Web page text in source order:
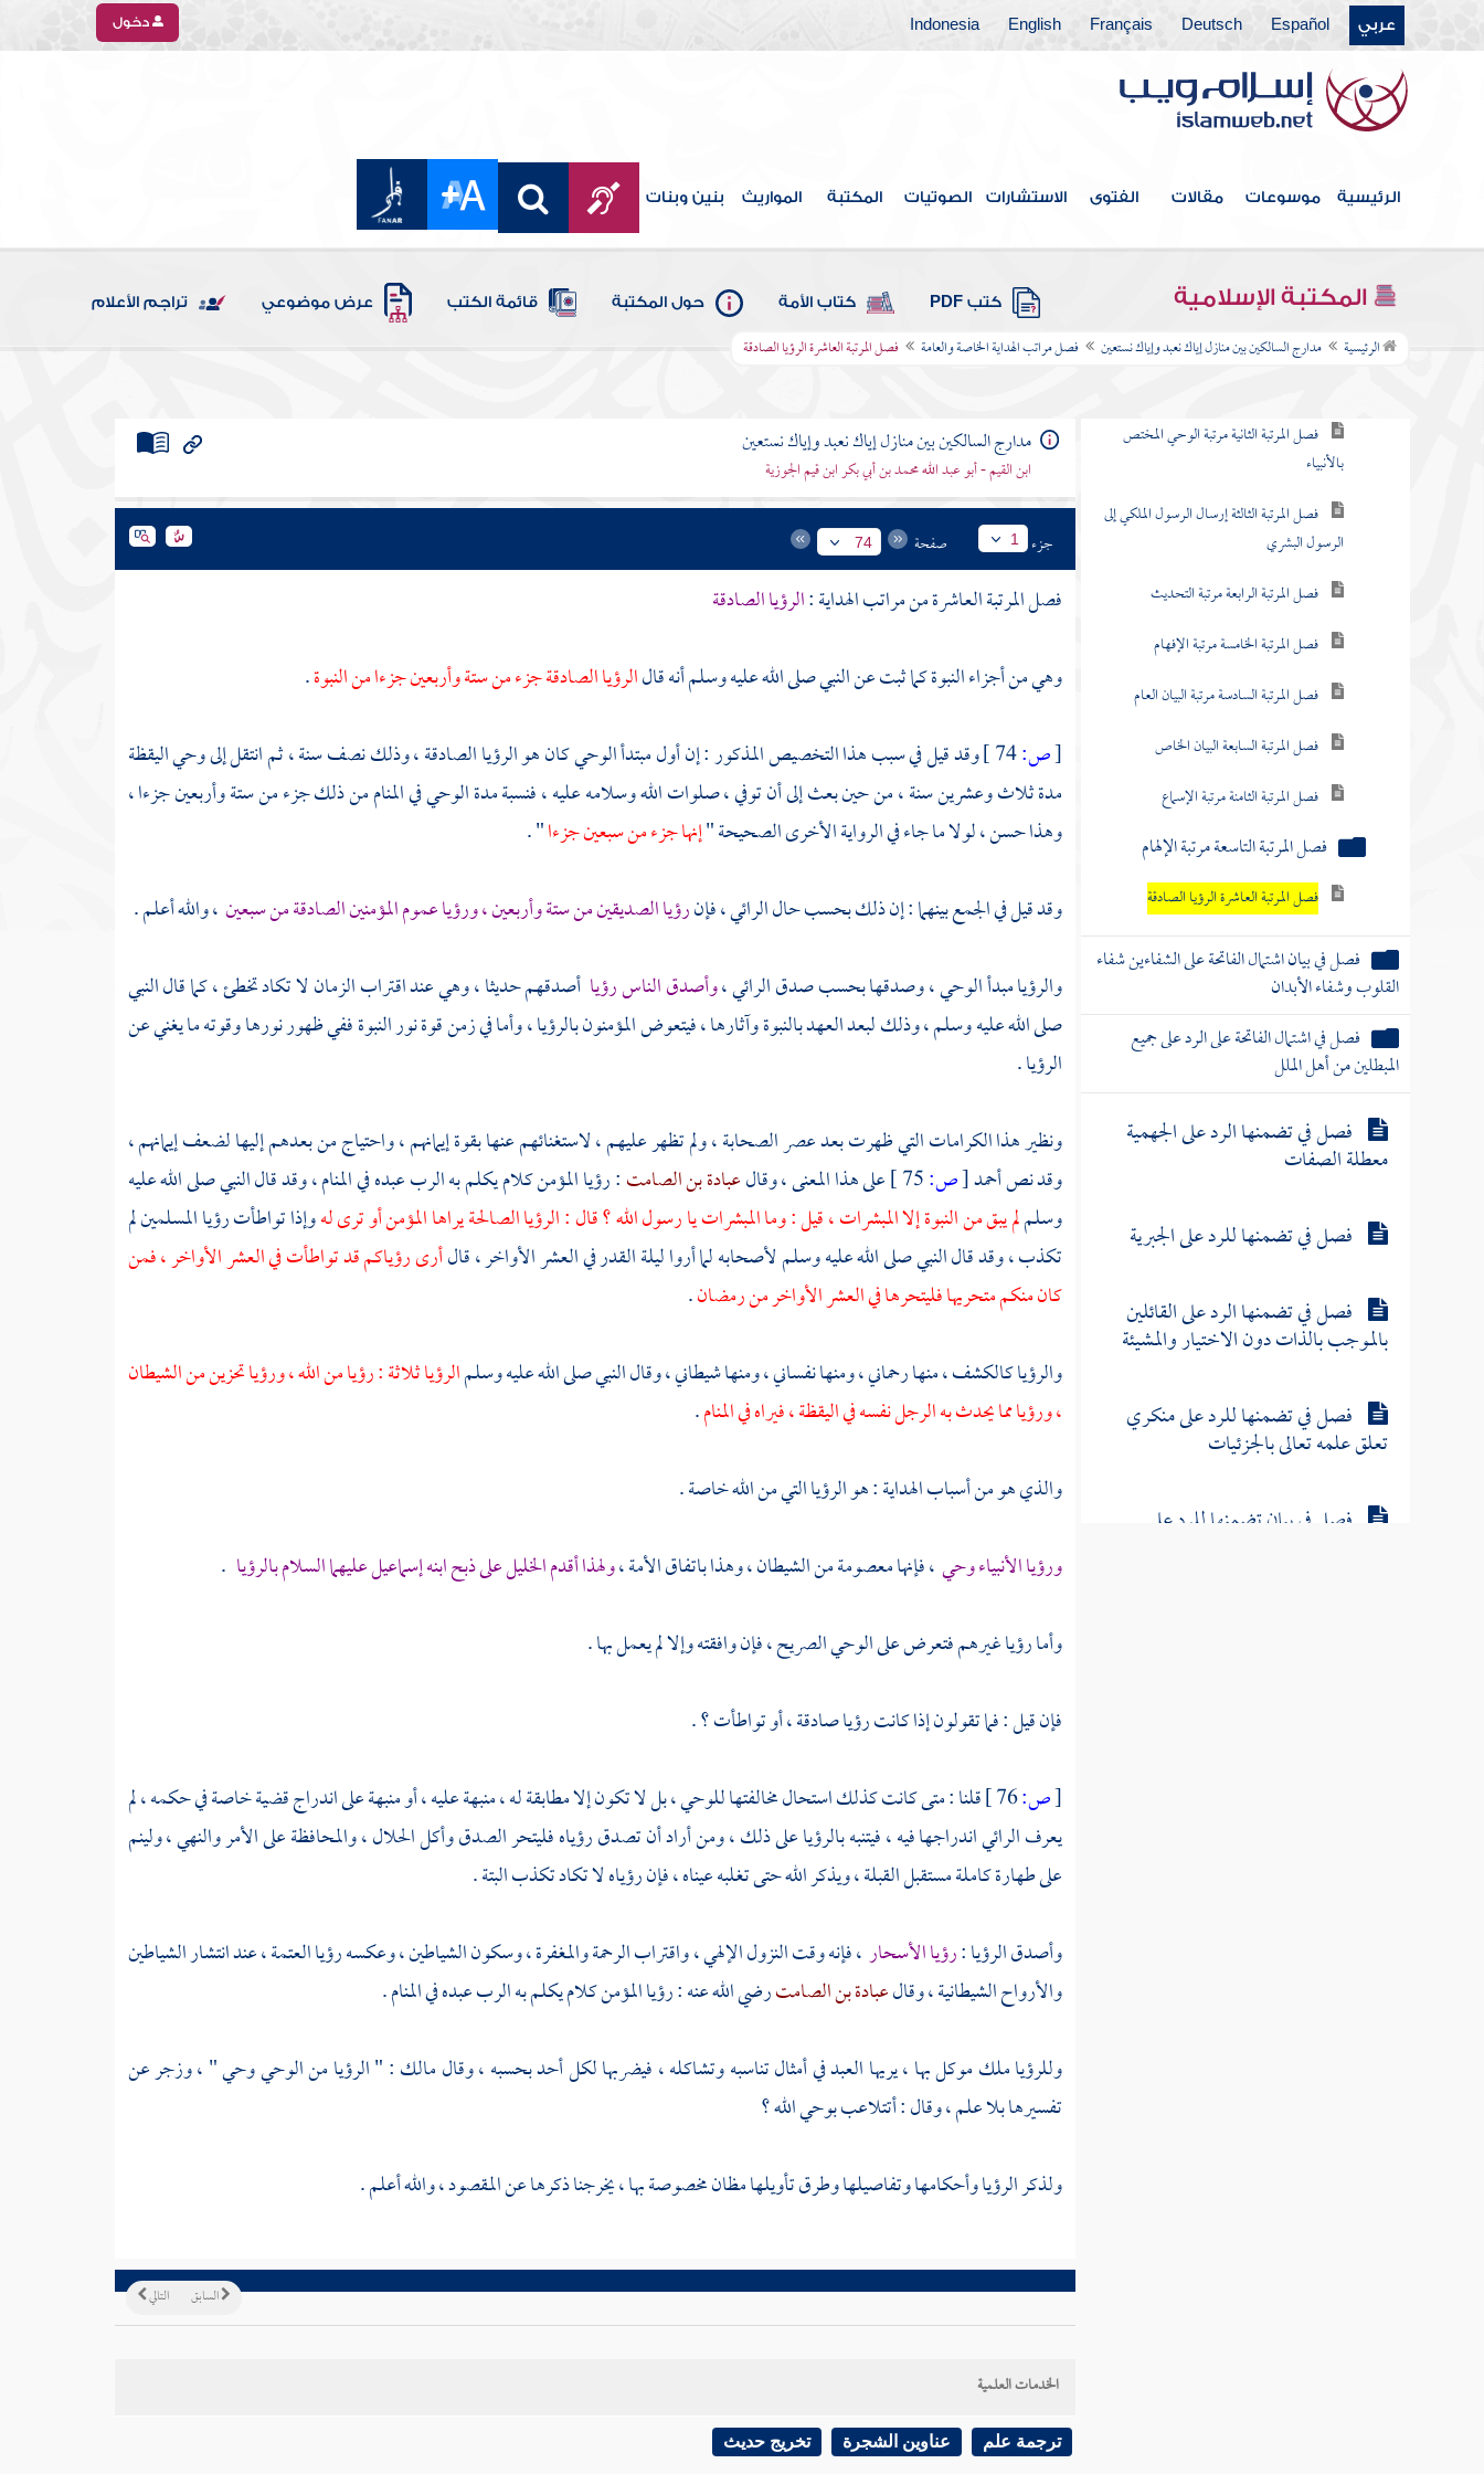
عربي Español
Deutsch
Français
English
Indonesia دخول
الرئيسية موسوعات مقالات الفتوى الاستشارات الصوتيات المكتبة المواريث بنين وبنات
المكتبة الإسلامية كتب PDF كتاب الأمة حول المكتبة قائمة الكتب عرض موضوعي تراجم الأعلام
الرئيسية مدارج السالكين بين منازل إياك نعبد وإياك نستعين فصل مراتب الهداية الخاصة والعامة فصل المرتبة العاشرة الرؤيا الصادقة
بمفردها ويدل على الذات المجردة
فصل اسم الله يدل على الأسماء
الحسنى
فصل ارتباط الخلق بأسماء الله
فصل ذكر أسماء الله بعد الحمد
فصل مراتب الهداية الخاصة والعامة
فصل المرتبة الثانية مرتبة الوحي المختص
بالأنبياء
فصل المرتبة الثالثة إرسال الرسول الملكي إلى
الرسول البشري
فصل المرتبة الرابعة مرتبة التحديث
فصل المرتبة الخامسة مرتبة الإفهام
فصل المرتبة السادسة مرتبة البيان العام
فصل المرتبة السابعة البيان الخاص
فصل المرتبة الثامنة مرتبة الإسماع
فصل المرتبة التاسعة مرتبة الإلهام
فصل المرتبة العاشرة الرؤيا الصادقة
فصل في بيان اشتمال الفاتحة على الشفاءين شفاء
القلوب وشفاء الأبدان
فصل في اشتمال الفاتحة على الرد على جميع
المبطلين من أهل الملل
فصل في تضمنها الرد على الجهمية
معطلة الصفات
فصل في تضمنها للرد على الجبرية
فصل في تضمنها الرد على القائلين
بالموجب بالذات دون الاختيار والمشيئة
فصل في تضمنها للرد على منكري
تعلق علمه تعالى بالجزئيات
فصل في بيان تضمنها للرد على
مدارج السالكين بين منازل إياك نعبد وإياك نستعين
ابن القيم - أبو عبد الله محمد بن أبي بكر ابن قيم الجوزية
جزء 1 صفحة 74
فصل المرتبة العاشرة من مراتب الهداية :الرؤيا الصادقة
وهي من أجزاء النبوة كما ثبت عن النبي صلى الله عليه وسلم أنه قالالرؤيا الصادقة جزء من ستة وأربعين جزءا من النبوة.
[ص:
وقد قيل في سبب هذا التخصيص المذكور : إن أول مبتدأ الوحي كان هو الرؤيا الصادقة ، وذلك نصف سنة ، ثم انتقل إلى وحي اليقظة
مدة ثلاث وعشرين سنة ، من حين بعث إلى أن توفي ، صلوات الله وسلامه عليه ، فنسبة مدة الوحي في المنام من ذلك جزء من ستة وأربعين جزءا ،
وهذا حسن ، لولا ما جاء في الرواية الأخرى الصحيحة "إنها جزء من سبعين جزءا" .
وقد قيل في الجمع بينهما : إن ذلك بحسب حال الرائي ، فإنرؤيا الصديقين من ستة وأربعين ، ورؤيا عموم المؤمنين الصادقة من سبعين، والله أعلم .
والرؤيا مبدأ الوحي ، وصدقها بحسب صدق الرائي ،وأصدق الناس رؤيا أصدقهم حديثا ، وهي عند اقتراب الزمان لا تكاد تخطئ ، كما قال النبي
صلى الله عليه وسلم ، وذلك لبعد العهد بالنبوة وآثارها ، فيتعوض المؤمنون بالرؤيا ، وأما في زمن قوة نور النبوة ففي ظهور نورها وقوته ما يغني عن
الرؤيا .
ونظير هذا الكرامات التي ظهرت بعد عصر الصحابة ، ولم تظهر عليهم ، لاستغنائهم عنها بقوة إيمانهم ، واحتياج من بعدهم إليها لضعف إيمانهم ،
وقد نصأحمد[ص: على هذا المعنى ، وقالعبادة بن الصامت: رؤيا المؤمن كلام يكلم به الرب عبده في المنام ، وقد قال النبي صلى الله عليه
وسلملم يبق من النبوة إلا المبشرات ، قيل : وما المبشرات يا رسول الله ؟ قال : الرؤيا الصالحة يراها المؤمن أو ترى لهوإذا تواطأت رؤيا المسلمين لم
تكذب ، وقد قال النبي صلى الله عليه وسلم لأصحابه لما أروا ليلة القدر في العشر الأواخر ، قالأرى رؤياكم قد تواطأت في العشر الأواخر ، فمن
كان منكم متحريها فليتحرها في العشر الأواخر من رمضان.
والرؤيا كالكشف ، منها رحماني ، ومنها نفساني ، ومنها شيطاني ، وقال النبي صلى الله عليه وسلمالرؤيا ثلاثة : رؤيا من الله ، ورؤيا تحزين من الشيطان
، ورؤيا مما يحدث به الرجل نفسه في اليقظة ، فيراه في المنام.
والذي هو من أسباب الهداية : هو الرؤيا التي من الله خاصة .
ورؤيا الأنبياء وحي، فإنها معصومة من الشيطان ، وهذا باتفاق الأمة ،ولهذا أقدمالخليلعلى ذبح ابنهإسماعيلعليهما السلام بالرؤيا .
وأما رؤيا غيرهم فتعرض على الوحي الصريح ، فإن وافقته وإلا لم يعمل بها .
فإن قيل : فما تقولون إذا كانت رؤيا صادقة ، أو تواطأت ؟ .
[ص:
قلنا : متى كانت كذلك استحال مخالفتها للوحي ، بل لا تكون إلا مطابقة له ، منبهة عليه ، أو منبهة على اندراج قضية خاصة في حكمه ، لم
يعرف الرائي اندراجها فيه ، فيتنبه بالرؤيا على ذلك ، ومن أراد أن تصدق رؤياه فليتحر الصدق وأكل الحلال ، والمحافظة على الأمر والنهي ، ولينم
على طهارة كاملة مستقبل القبلة ، ويذكر الله حتى تغلبه عيناه ، فإن رؤياه لا تكاد تكذب البتة .
وأصدق الرؤيا :رؤيا الأسحار، فإنه وقت النزول الإلهي ، واقتراب الرحمة والمغفرة ، وسكون الشياطين ، وعكسه رؤيا العتمة ، عند انتشار الشياطين
والأرواح الشيطانية ، وقالعبادة بن الصامترضي الله عنه : رؤيا المؤمن كلام يكلم به الرب عبده في المنام .
وللرؤيا ملك موكل بها ، يريها العبد في أمثال تناسبه وتشاكله ، فيضربها لكل أحد بحسبه ، وقالمالك: " الرؤيا من الوحي وحي " ، وزجر عن
تفسيرها بلا علم ، وقال : أتتلاعب بوحي الله ؟
ولذكر الرؤيا وأحكامها وتفاصيلها وطرق تأويلها مظان مخصوصة بها ، يخرجنا ذكرها عن المقصود ، والله أعلم .
التالي السابق
الخدمات العلمية
ترجمة علم عناوين الشجرة تخريج حديث